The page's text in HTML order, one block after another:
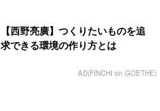
【西野亮廣】つくりたいものを追
求できる環境の作り方とは
AD(FINCHI on GOETHE)